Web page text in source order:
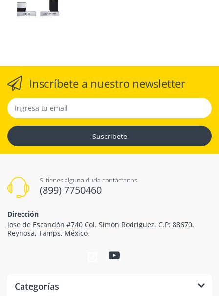
Inscríbete a nuestro newsletter
Suscribete
Si tienes alguna duda contáctanos
(899) 7750460
Dirección
Jose de Escandón #740 Col. Simón Rodriguez. C.P: 88670.
Reynosa, Tamps. México.
Categorías